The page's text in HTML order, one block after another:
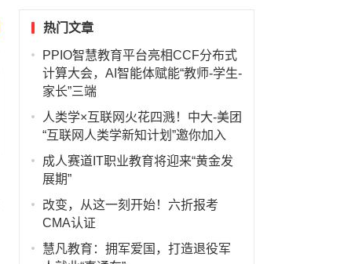
热门文章
PPIO智慧教育平台亮相CCF分布式
计算大会，AI智能体赋能“教师-学生-
家长”三端
人类学×互联网火花四溅！中大-美团
“互联网人类学新知计划”邀你加入
成人赛道IT职业教育将迎来“黄金发
展期”
改变，从这一刻开始！六折报考
CMA认证
慧凡教育：拥军爱国，打造退役军